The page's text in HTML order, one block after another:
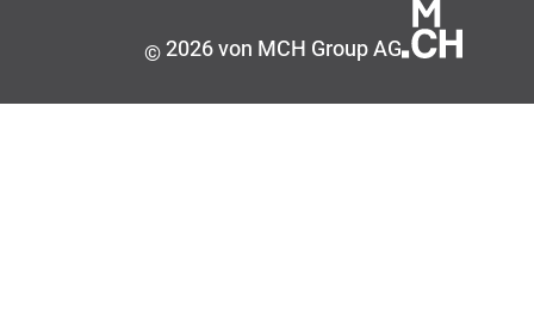
©2026 von MCH Group AG